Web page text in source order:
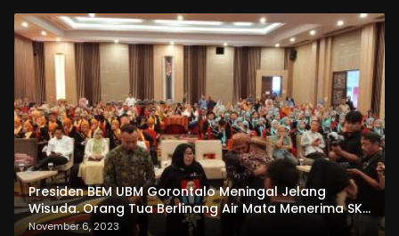
Presiden BEM UBM Gorontalo Meningal Jelang
Wisuda. Orang Tua Berlinang Air Mata Menerima SKL
dan Pemasangan Salempang
November 6, 2023